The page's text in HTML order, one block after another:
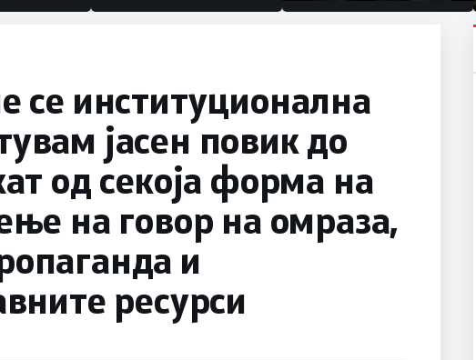
половина тунел во слепа
се институционална
јасен повик до
од секоја форма на
на говор на омраза,
и
ресурси